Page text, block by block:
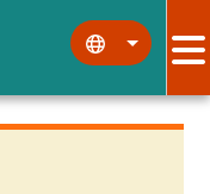
::: :::